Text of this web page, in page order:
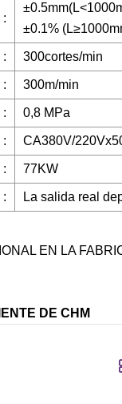
:
±0.1%
: 300cortes/min
: 300m/min
: 0,8 MPa
: CA380V/
: 77KW
: La salida real
EN LA
DE CHM